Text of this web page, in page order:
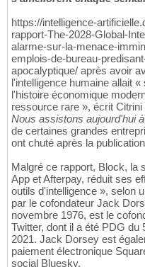
https://intelligence-
rapport-The-2028-Global-
alarme-sur-la-menace-
emplois-de-bureau-
apocalyptique/ après avoir
l'intelligence humaine allait
l'histoire économique
ressource rare », écrit
Nous assistons aujourd'hui
de certaines grandes
ont chuté après la
Malgré ce rapport, Block, la
App et Afterpay, réduit ses
outils d'intelligence », selon
par le cofondateur Jack
novembre 1976, est le
Twitter, dont il a été PDG
2021. Jack Dorsey est
paiement électronique
social Bluesky.